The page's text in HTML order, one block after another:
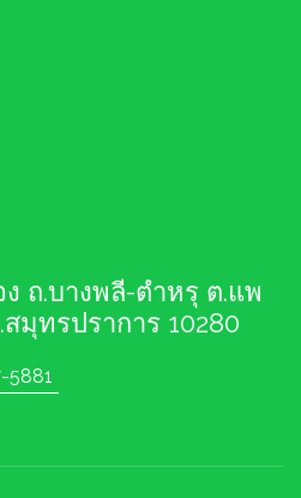
ถ.บางพลี-ตำหรุ ต.แพ
มุทรปราการ 10280
5881